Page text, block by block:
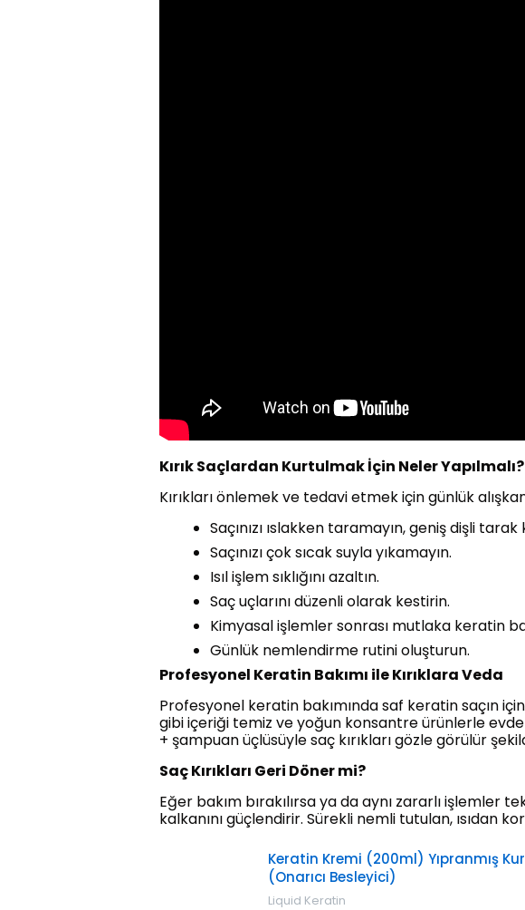
Kırık Saçlardan Kurtulmak İçin Neler Yapılmalı?
Kırıkları önlemek ve tedavi etmek için günlük
Saçınızı ıslakken taramayın, geniş dişli tarak
Saçınızı çok sıcak suyla yıkamayın.
Isıl işlem sıklığını azaltın.
Saç uçlarını düzenli olarak kestirin.
Kimyasal işlemler sonrası mutlaka keratin
Günlük nemlendirme rutini oluşturun.
Profesyonel Keratin Bakımı ile Kırıklara Veda
Profesyonel keratin bakımında saf keratin saçın
gibi içeriği temiz ve yoğun konsantre ürünlerle
+ şampuan üçlüsüyle saç kırıkları gözle görülür
Saç Kırıkları Geri Döner mi?
Eğer bakım bırakılırsa ya da aynı zararlı işlemler
kalkanını güçlendirir. Sürekli nemli tutulan, ısıdan
Keratin Kremi (200ml) Yıpranmış
(Onarıcı Besleyici)
Liquid Keratin